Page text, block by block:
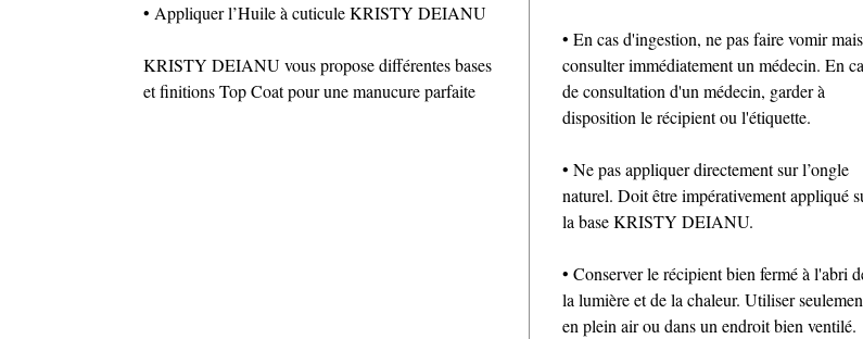
• Appliquer l’Huile à cuticule KRISTY DEIANU
KRISTY DEIANU vous propose différentes bases
et finitions Top Coat pour une manucure parfaite
• En cas d'ingestion, ne pas faire vomir mais
consulter immédiatement un médecin. En
de consultation d'un médecin, garder à
disposition le récipient ou l'étiquette.
• Ne pas appliquer directement sur l’ongle
naturel. Doit être impérativement appliqué
la base KRISTY DEIANU.
• Conserver le récipient bien fermé à l'abri
la lumière et de la chaleur. Utiliser
en plein air ou dans un endroit bien ventilé.